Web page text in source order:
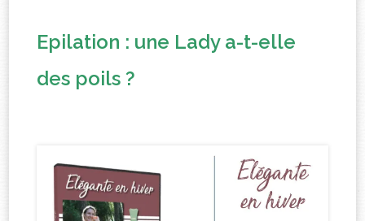
Epilation : une Lady a-t-elle
des poils ?